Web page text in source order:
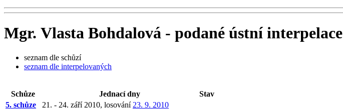
Mgr. Vlasta Bohdalová - podané ústní interpelace
seznam dle schůzí
seznam dle interpelovaných
Schůze Jednací dny
Stav
5. schůze
21. - 24. září 2010, losování 23. 9. 2010